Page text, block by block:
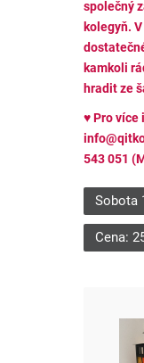
společný
kolegyň.
kamkoli
hradit ze
♥ Pro více
543 051
Sobota
Cena: